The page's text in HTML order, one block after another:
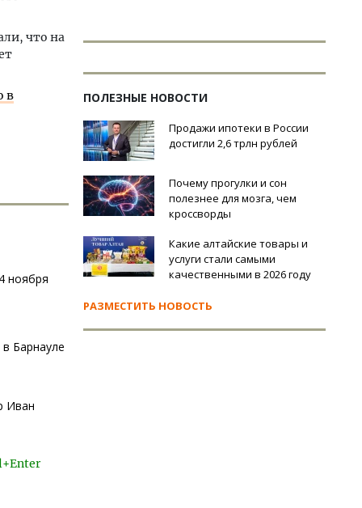
что на
в
ноября
Барнауле
Иван
ПОЛЕЗНЫЕ НОВОСТИ
Продажи ипотеки в России
достигли 2,6 трлн рублей
Почему прогулки и сон
полезнее для мозга, чем
кроссворды
Какие алтайские товары и
услуги стали самыми
качественными в 2026 году
РАЗМЕСТИТЬ НОВОСТЬ